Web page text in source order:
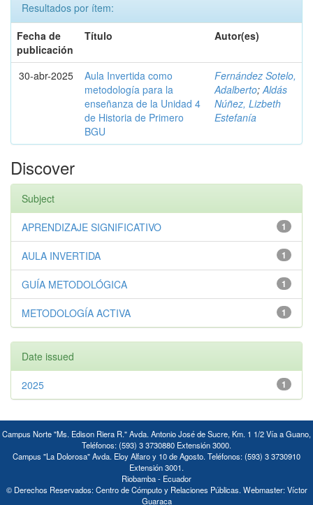
Resultados por ítem:
Fecha de
publicación
Título Autor(es)
30-abr-2025
Aula Invertida como
metodología para la
enseñanza de la Unidad 4
de Historia de Primero
BGU
Fernández Sotelo,
Adalberto;Aldás
Núñez, Lizbeth
Estefanía
Discover
Subject
1
APRENDIZAJE SIGNIFICATIVO
1
AULA INVERTIDA
1
GUÍA METODOLÓGICA
1
METODOLOGÍA ACTIVA
Date issued
1
2025
Campus Norte "Ms. Edison Riera R." Avda. Antonio José de Sucre, Km. 1 1/2 Vía a Guano,
Teléfonos: (593) 3 3730880 Extensión 3000.
Campus "La Dolorosa" Avda. Eloy Alfaro y 10 de Agosto. Teléfonos: (593) 3 3730910
Extensión 3001.
Riobamba - Ecuador
© Derechos Reservados: Centro de Cómputo y Relaciones Públicas. Webmaster: Víctor
Guaraca